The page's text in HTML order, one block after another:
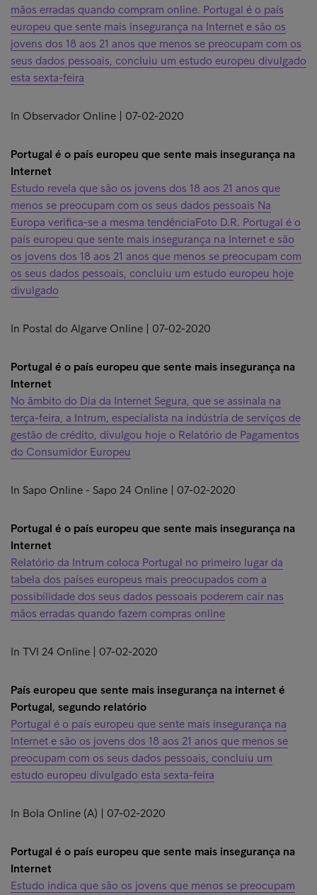
mãos erradas quando compram online. Portugal é o país
europeu que sente mais insegurança na Internet e são os
jovens dos 18 aos 21 anos que menos se preocupam com os
seus dados pessoais, concluiu um estudo europeu divulgado
esta sexta-feira
In Observador Online | 07-02-2020
Portugal é o país europeu que sente mais insegurança na
Internet
Estudo revela que são os jovens dos 18 aos 21 anos que
menos se preocupam com os seus dados pessoais Na
Europa verifica-se a mesma tendênciaFoto D.R. Portugal é o
país europeu que sente mais insegurança na Internet e são
os jovens dos 18 aos 21 anos que menos se preocupam com
os seus dados pessoais, concluiu um estudo europeu hoje
divulgado
In Postal do Algarve Online | 07-02-2020
Portugal é o país europeu que sente mais insegurança na
Internet
No âmbito do Dia da Internet Segura, que se assinala na
terça-feira, a Intrum, especialista na indústria de serviços de
gestão de crédito, divulgou hoje o Relatório de Pagamentos
do Consumidor Europeu
In Sapo Online - Sapo 24 Online | 07-02-2020
Portugal é o país europeu que sente mais insegurança na
Internet
Relatório da Intrum coloca Portugal no primeiro lugar da
tabela dos países europeus mais preocupados com a
possibilidade dos seus dados pessoais poderem cair nas
mãos erradas quando fazem compras online
In TVI 24 Online | 07-02-2020
País europeu que sente mais insegurança na internet é
Portugal, segundo relatório
Portugal é o país europeu que sente mais insegurança na
Internet e são os jovens dos 18 aos 21 anos que menos se
preocupam com os seus dados pessoais, concluiu um
estudo europeu divulgado esta sexta-feira
In Bola Online (A) | 07-02-2020
Portugal é o país europeu que sente mais insegurança na
Internet
Estudo indica que são os jovens que menos se preocupam